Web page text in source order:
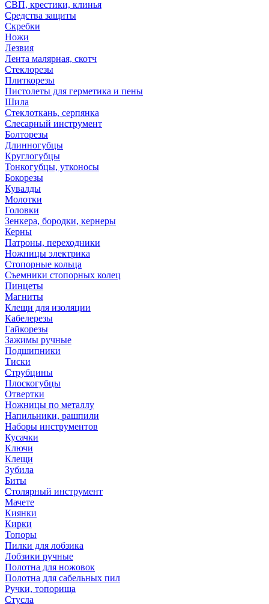
СВП, крестики, клинья
Средства защиты
Скребки
Ножи
Лезвия
Лента малярная, скотч
Стеклорезы
Плиткорезы
Пистолеты для герметика и пены
Шила
Стеклоткань, серпянка
Слесарный инструмент
Болторезы
Длинногубцы
Круглогубцы
Тонкогубцы, утконосы
Бокорезы
Кувалды
Молотки
Головки
Зенкера, бородки, кернеры
Керны
Патроны, переходники
Ножницы электрика
Стопорные кольца
Съемники стопорных колец
Пинцеты
Магниты
Клещи для изоляции
Кабелерезы
Гайкорезы
Зажимы ручные
Подшипники
Тиски
Струбцины
Плоскогубцы
Отвертки
Ножницы по металлу
Напильники, рашпили
Наборы инструментов
Кусачки
Ключи
Клещи
Зубила
Биты
Столярный инструмент
Мачете
Киянки
Кирки
Топоры
Пилки для лобзика
Лобзики ручные
Полотна для ножовок
Полотна для сабельных пил
Ручки, топорища
Стусла